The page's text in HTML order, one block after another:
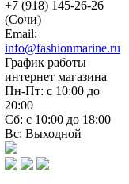
+7 (918) 145-26-26
(Сочи)
Email:
info@fashionmarine.ru
График работы
интернет магазина
Пн-Пт: с 10:00 до
20:00
Сб: с 10:00 до 18:00
Вс: Выходной